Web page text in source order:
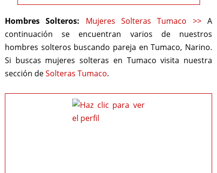
Hombres Solteros: Mujeres Solteras Tumaco >>A
continuación se encuentran varios de nuestros
hombres solteros buscando pareja en Tumaco, Narino.
Si buscas mujeres solteras en Tumaco visita nuestra
sección deSolteras Tumaco.